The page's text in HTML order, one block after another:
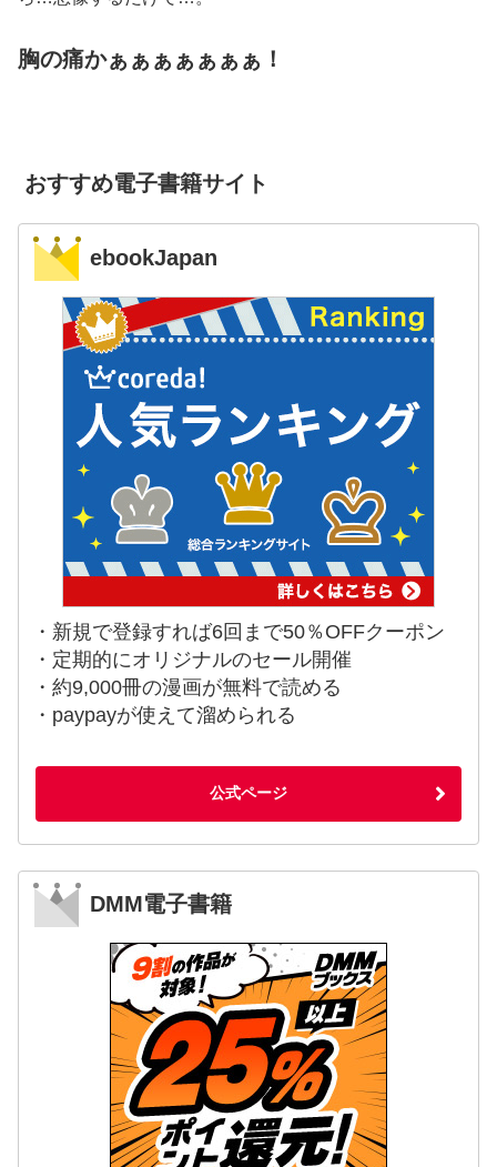
胸の痛かぁぁぁぁぁぁぁ！
おすすめ電子書籍サイト
ebookJapan
・新規で登録すれば6回まで50％OFFクーポン
・定期的にオリジナルのセール開催
・約9,000冊の漫画が無料で読める
・paypayが使えて溜められる
公式ページ
DMM電子書籍